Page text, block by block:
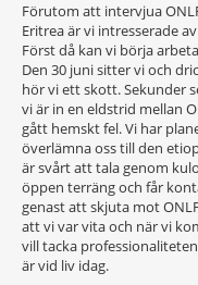
Förutom att intervjua
Eritrea är vi intresserade
Först då kan vi börja
Den 30 juni sitter vi och
hör vi ett skott. Sekunder
vi är in en eldstrid mellan
gått hemskt fel. Vi har
överlämna oss till den
är svårt att tala genom
öppen terräng och får
genast att skjuta mot
att vi var vita och när vi
vill tacka
är vid liv idag.